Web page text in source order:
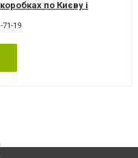
по Києву і
71-19